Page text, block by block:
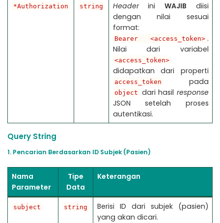
*Authorization string Headerini WAJIB diisi
dengan nilai sesuai
format:
Bearer <access_token> .
Nilai dari variabel
<access_token>
didapatkan dari properti
access_token pada
object dari hasil response
JSON setelah proses
autentikasi.
Query String
1. Pencarian Berdasarkan ID Subjek (Pasien)
Nama
Parameter
Tipe
Data
Keterangan
subject string
Berisi ID dari subjek (pasien)
yang akan dicari.